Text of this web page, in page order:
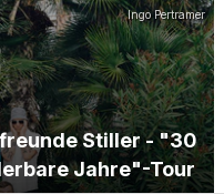
Ingo Pertramer
Stiller - "30
Jahre"-Tour